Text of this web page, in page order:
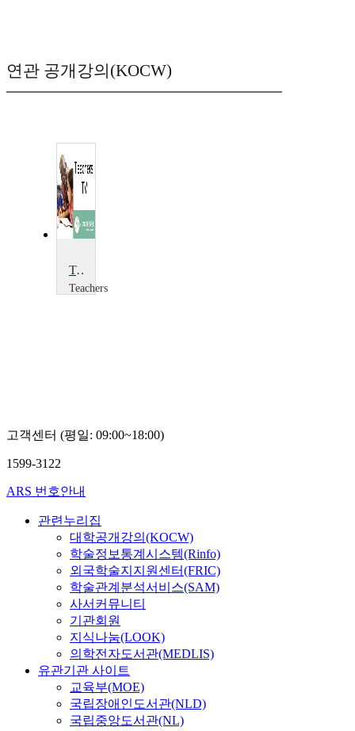
연관 공개강의(KOCW)
Times Table
Teachers
고객센터 (평일: 09:00~18:00)
1599-3122
ARS 번호안내
관련누리집
대학공개강의(KOCW)
학술정보통계시스템(Rinfo)
외국학술지지원센터(FRIC)
학술관계분석서비스(SAM)
사서커뮤니티
기관회원
지식나눔(LOOK)
의학전자도서관(MEDLIS)
유관기관 사이트
교육부(MOE)
국립장애인도서관(NLD)
국립중앙도서관(NL)